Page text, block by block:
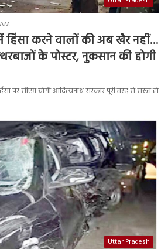
करने वालों की अब खैर नहीं…
के पोस्टर, नुकसान की होगी
पर सीएम योगी आदित्यनाथ सरकार पूरी तरह से सख्त हो
Uttar Pradesh